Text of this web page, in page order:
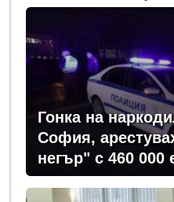
Гонка на
София,
негър" с 460 000